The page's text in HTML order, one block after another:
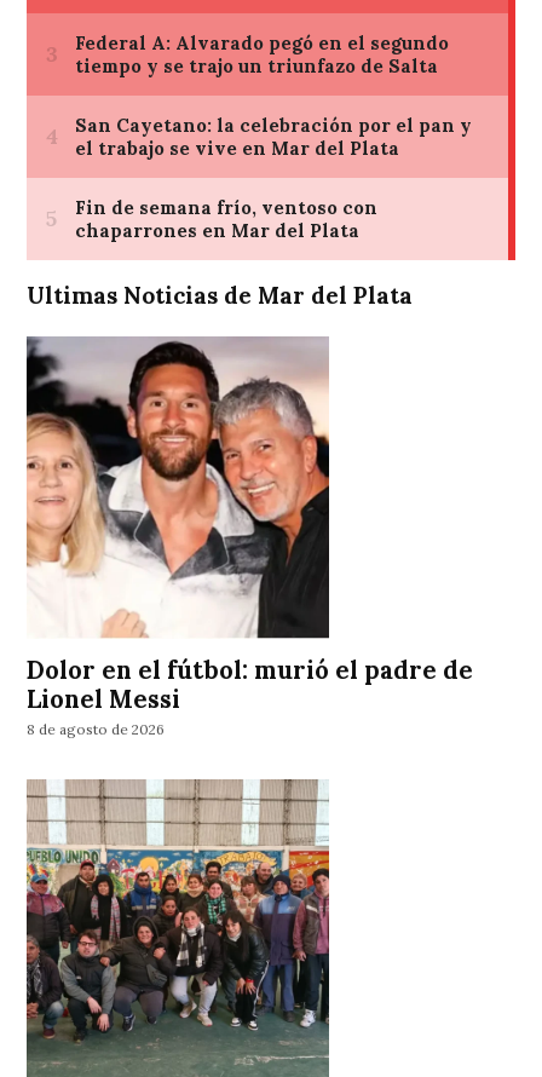
Ultimas Noticias de Mar del Plata
Dolor en el fútbol: murió el padre de
Lionel Messi
8 de agosto de 2026